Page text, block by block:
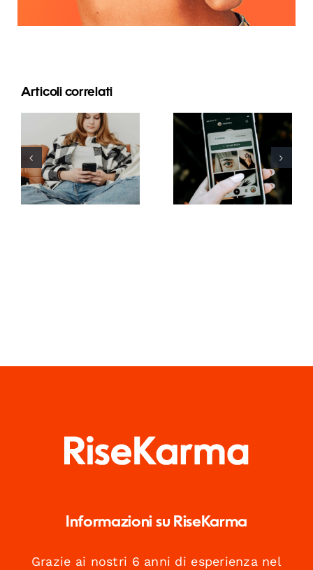
Articoli correlati
Strategie
innovative
per
aumentare
la visibilità
dei gruppi
Migliori
pratiche per
l’uso dei filtri
in realtà
aumentata
sui social
Informazioni su RiseKarma
Grazie ai nostri 6 anni di esperienza nel